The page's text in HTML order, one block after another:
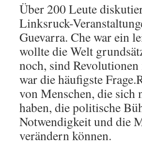
Über 200 Leute
Linksruck-
Guevarra. Che war ein
wollte die Welt
noch, sind
war die häufigste
von Menschen, die
haben, die politische
Notwendigkeit und die
verändern können.